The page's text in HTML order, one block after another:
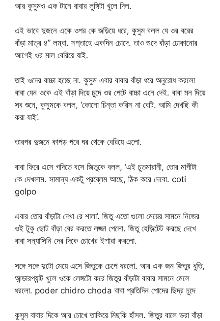
আর কুসুমও এক টানে বাবার লুঙ্গিটা খুলে দিল.
এই ভাবে দুজনে একে ওপর কে জড়িয়ে ধরে, কুসুম বলল যে ওর বরের
বাঁড়া মাত্র ৪’’ লম্বা. সপ্তাহে একদিন চোদে. তাও গুদে বাঁড়া ঢোকানোর
আগেই ওর মাল বেরিয়ে যাই.
তাই ওদের বাচ্চা হচ্ছে না. কুসুম এবার বাবার বাঁড়া ধরে অনুরোধ করলো
বাবা যেন ওকে এই বাঁড়া দিয়ে চুদে ওর পেটে বাচ্চা এনে দেই. বাবা মন দিয়ে
সব শুনে, কুসুমকে বলল, ‘কোনো চিন্তা করিস না বেটি. আমি দেখছি কী
করা যাই’.
তারপর দুজনে কাপড় পরে ঘর থেকে বেরিয়ে এলো.
বাবা ফিরে এসে গদিতে বসে জিতুকে বলল, ‘এই চুতমারানী, তোর মাগীটা
কে দেখলাম. সামান্য একটু প্রব্লেম আছে, ঠিক করে দেবো. coti
golpo
এবার তোর বাঁড়াটা দেখা রে শালা’. জিতু এতো গুলো মেয়ের সামনে নিজের
ওই টুকু ছোট বাঁড়া বের করতে লজ্জা পেলো. জিতু হেজ়িটেট করছে দেখে
বাবা সন্যাসিনি দের দিকে চোখের ইশারা করলো.
সঙ্গে সঙ্গে দুটো মেয়ে এসে জিতুকে চেপে ধরলো. আর এক জন জিতুর ধুতি,
আন্ডারপ্যান্ট খুলে ওকে লেঙ্গটো করে জিতুর বাঁড়াটা বাবার সামনে মেলে
ধরলো. poder chidro choda বাবা প্রতিদিন পোদের ছিদ্র চুদে
কুসুম বাবার দিকে আর চোখে তাকিয়ে মিছকি হাঁসল. জিতুর বালে ভরা বাঁড়া